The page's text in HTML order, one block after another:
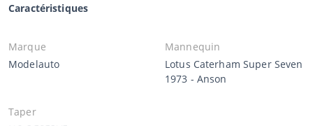
Caractéristiques
Marque
Modelauto
Mannequin
Lotus Caterham Super Seven
1973 - Anson
Taper